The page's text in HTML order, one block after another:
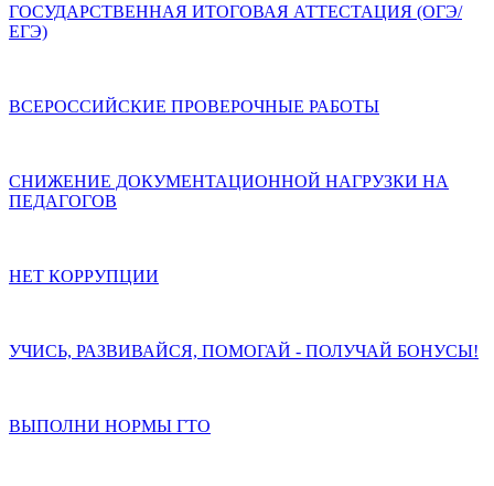
ГОСУДАРСТВЕННАЯ ИТОГОВАЯ АТТЕСТАЦИЯ (ОГЭ/
ЕГЭ)
ВСЕРОССИЙСКИЕ ПРОВЕРОЧНЫЕ РАБОТЫ
СНИЖЕНИЕ ДОКУМЕНТАЦИОННОЙ НАГРУЗКИ НА
ПЕДАГОГОВ
НЕТ КОРРУПЦИИ
УЧИСЬ, РАЗВИВАЙСЯ, ПОМОГАЙ - ПОЛУЧАЙ БОНУСЫ!
ВЫПОЛНИ НОРМЫ ГТО